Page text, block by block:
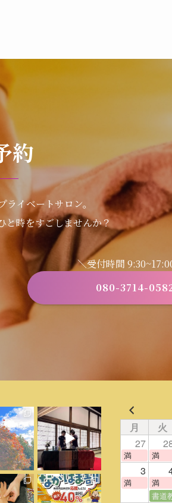
約
イベートサロン。
と時をすごしませんか？
＼受付時間
080-3714-
月
火
27
満 満
3
満 満
書道